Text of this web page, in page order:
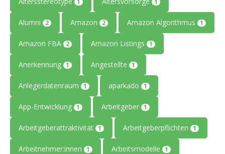
1 1
Alumni 2 Amazon 2 Amazon Algorithmus 1
Amazon FBA 2 Amazon Listings 1
Anerkennung 1 Angestellte 1
Anlegerdatenraum 1 aparkado 1
App-Entwicklung 1 Arbeitgeber 1
Arbeitgeberattraktivität 1 Arbeitgeberpflichten 1
Arbeitnehmer:innen 1 Arbeitsmodelle 1